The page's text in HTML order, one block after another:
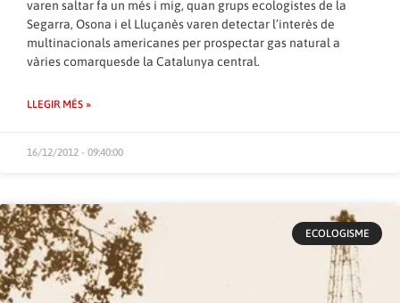
varen saltar fa un més i mig, quan grups ecologistes de la
Segarra, Osona i el Lluçanès varen detectar l’interès de
multinacionals americanes per prospectar gas natural a
vàries comarquesde la Catalunya central.
LLEGIR MÉS »
16/12/2012 - 09:40:00
ECOLOGISME